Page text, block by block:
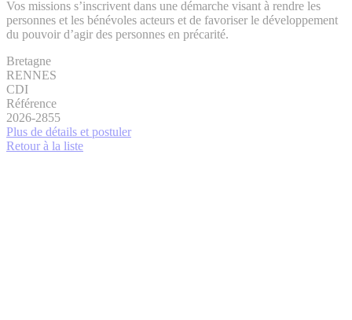
Vos missions s’inscrivent dans une démarche visant à rendre les
personnes et les bénévoles acteurs et de favoriser le développement
du pouvoir d’agir des personnes en précarité.
Bretagne
RENNES
CDI
Référence
2026-2855
Plus de détails et postuler
Retour à la liste